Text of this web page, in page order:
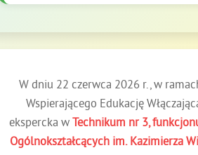
W dniu 22 czerwca 2026 r., w
Wspierającego Edukację
ekspercka wTechnikum nr 3,
Ogólnokształcących im. Kazimierza